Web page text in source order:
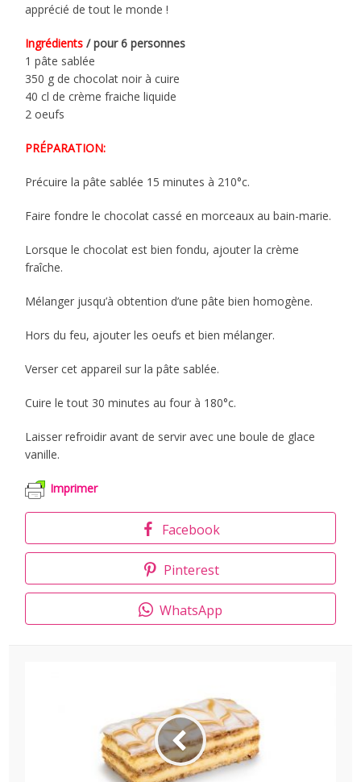
apprécié de tout le monde !
Ingrédients / pour 6 personnes
1 pâte sablée
350 g de chocolat noir à cuire
40 cl de crème fraiche liquide
2 oeufs
PRÉPARATION:
Précuire la pâte sablée 15 minutes à 210°c.
Faire fondre le chocolat cassé en morceaux au bain-marie.
Lorsque le chocolat est bien fondu, ajouter la crème
fraîche.
Mélanger jusqu’à obtention d’une pâte bien homogène.
Hors du feu, ajouter les oeufs et bien mélanger.
Verser cet appareil sur la pâte sablée.
Cuire le tout 30 minutes au four à 180°c.
Laisser refroidir avant de servir avec une boule de glace
vanille.
Imprimer
Facebook
Pinterest
WhatsApp